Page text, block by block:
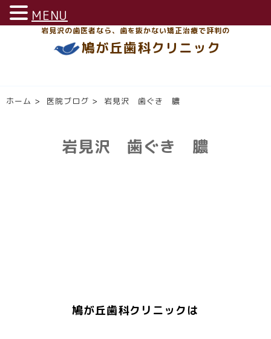
岩見沢の歯医者なら、歯を抜かない矯正治療で評判の
鳩が丘歯科クリニック
ホーム > 医院ブログ > 岩見沢 歯ぐき 膿
岩見沢 歯ぐき 膿
鳩が丘歯科クリニックは
MENU